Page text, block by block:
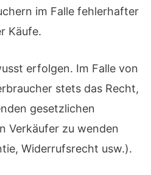
im Falle fehlerhafter
Käufe.
erfolgen. Im Falle von
stets das Recht,
gesetzlichen
Verkäufer zu wenden
Widerrufsrecht usw.).